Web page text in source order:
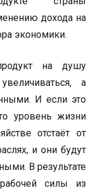
дохода на
экономики.
на душу
а
И если это
уровень жизни
отстаёт от
и они будут
В результате
силы из